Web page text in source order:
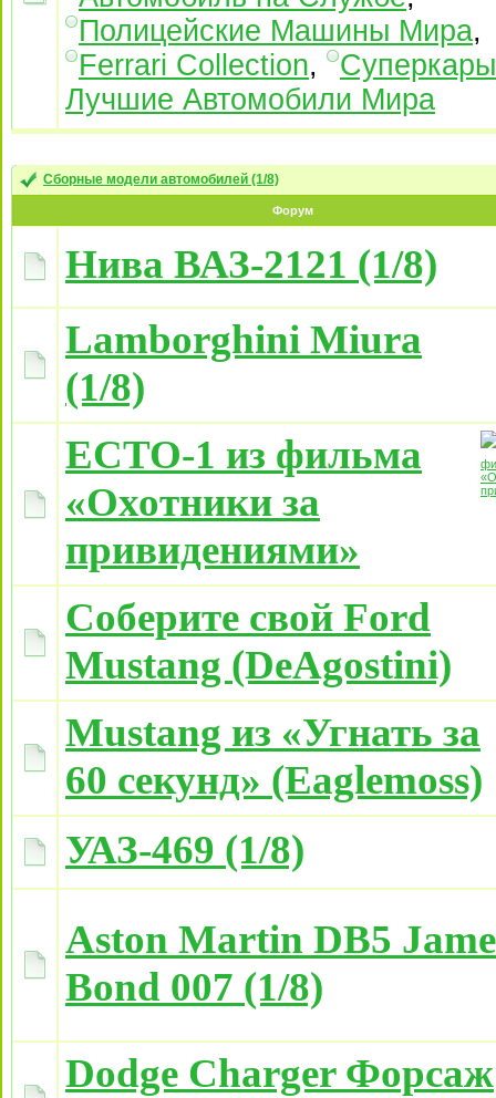
Полицейские Машины Мира,
Ferrari Collection,
Суперкары
Лучшие Автомобили Mира
Сборные модели автомобилей (1/8)
Форум
Нива ВАЗ-2121 (1/8)
Lamborghini Miura
(1/8)
ECTO-1 из фильма
«Охотники за
привидениями»
Соберите свой Ford
Mustang (DeAgostini)
Mustang из «Угнать за
60 секунд» (Eaglemoss)
УАЗ-469 (1/8)
Aston Martin DB5
Bond 007 (1/8)
Dodge Charger Форсаж